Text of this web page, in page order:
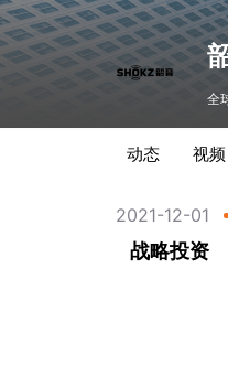
全
动态 视频
2021-12-01
战略投资